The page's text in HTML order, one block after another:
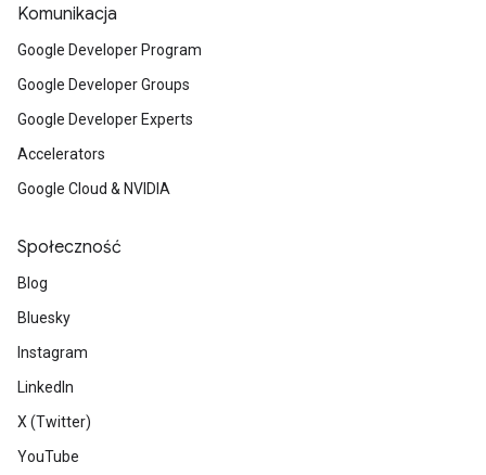
Komunikacja
Google Developer Program
Google Developer Groups
Google Developer Experts
Accelerators
Google Cloud & NVIDIA
Społeczność
Blog
Bluesky
Instagram
LinkedIn
X (Twitter)
YouTube